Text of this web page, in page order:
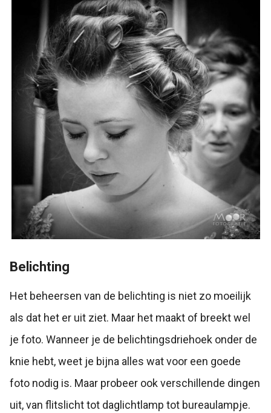
Belichting
Het beheersen van de belichting is niet zo moeilijk
als dat het er uit ziet. Maar het maakt of breekt wel
je foto. Wanneer je de belichtingsdriehoek onder de
knie hebt, weet je bijna alles wat voor een goede
foto nodig is. Maar probeer ook verschillende dingen
uit, van flitslicht tot daglichtlamp tot bureaulampje.